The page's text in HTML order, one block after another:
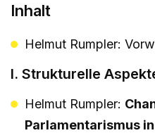
Inhalt
Helmut Rumpler:
I. Strukturelle
Helmut Rumpler:
Parlamentarismus